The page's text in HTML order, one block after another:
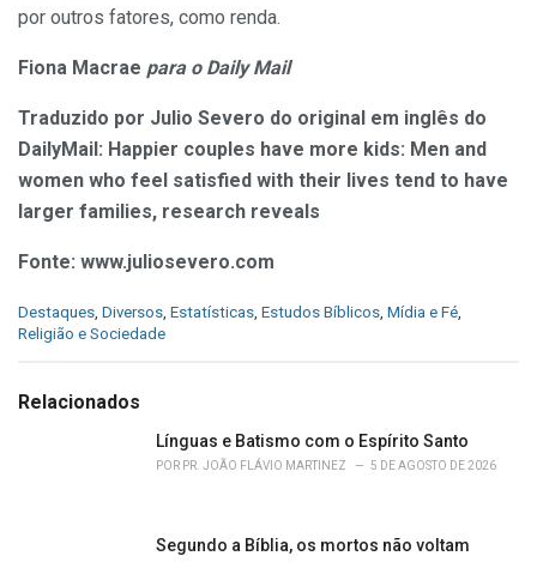
por outros fatores, como renda.
Fiona Macrae para o Daily Mail
Traduzido por Julio Severo do original em inglês do
DailyMail: Happier couples have more kids: Men and
women who feel satisfied with their lives tend to have
larger families, research reveals
Fonte: www.juliosevero.com
C
a
g
Destaques, Diversos, Estatísticas, Estudos Bíblicos, Mídia e Fé,
Religião e Sociedade
Relacionados
Línguas e Batismo com o Espírito Santo
POR PR. JOÃO FLÁVIO MARTINEZ 5 DE AGOSTO DE 2026
Segundo a Bíblia, os mortos não voltam